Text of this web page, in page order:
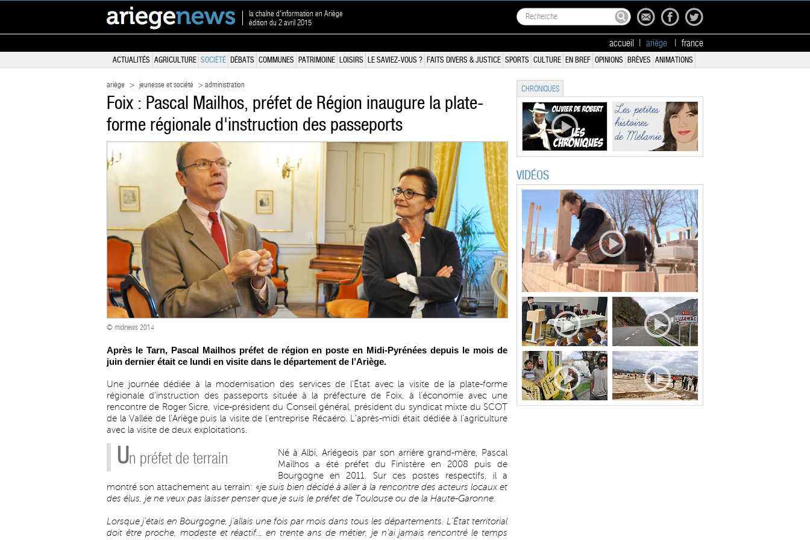
la chaîne d'information en Ariège
édition du 2 avril 2015
accueil ariège france
ACTUALITÉS AGRICULTURE SOCIÉTÉ DÉBATS COMMUNES PATRIMOINE LOISIRS LE SAVIEZ-VOUS ? FAITS DIVERS & JUSTICE SPORTS CULTURE EN BREF OPINIONS BRÈVES ANIMATIONS
ariège > jeunesse et société > administration
Foix : Pascal Mailhos, préfet de Région inaugure la plate-
forme régionale d'instruction des passeports
© midinews 2014
Après le Tarn, Pascal Mailhos préfet de région en poste en Midi-Pyrénées depuis le mois de
juin dernier était ce lundi en visite dans le département de l’Ariège.
Une journée dédiée à la modernisation des services de l’État avec la visite de la plate-forme
régionale d’instruction des passeports située à la préfecture de Foix, à l’économie avec une
rencontre de Roger Sicre, vice-président du Conseil général, président du syndicat mixte du SCOT
de la Vallée de l’Ariège puis la visite de l’entreprise Récaéro. L’après-midi était dédiée à l’agriculture
avec la visite de deux exploitations.
Un préfet de terrain
Né à Albi, Ariégeois par son arrière grand-mère, Pascal
Mailhos a été préfet du Finistère en 2008 puis de
Bourgogne en 2011. Sur ces postes respectifs, il a
montré son attachement au terrain: «je suis bien décidé à aller à la rencontre des acteurs locaux et
des élus, je ne veux pas laisser penser que je suis le préfet de Toulouse ou de la Haute-Garonne.
Lorsque j’étais en Bourgogne, j’allais une fois par mois dans tous les départements. L’État territorial
doit être proche, modeste et réactif… en trente ans de métier, je n’ai jamais rencontré le temps
CHRONIQUES
VIDÉOS